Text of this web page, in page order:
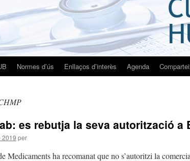
Normes d’ús Enllaços d’interès Agenda
es rebutja la seva autorització a
2019 per
Medicaments ha recomanat que no s’autoritzi la